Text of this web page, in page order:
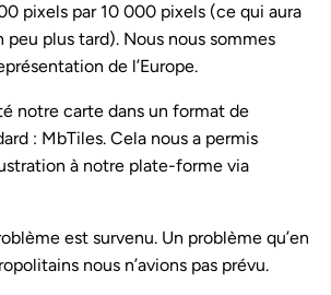
pixels par 10 000 pixels (ce qui aura
plus tard). Nous nous sommes
de l’Europe.
notre carte dans un format de
: MbTiles. Cela nous a permis
à notre plate-forme via
est survenu. Un problème qu’en
nous n’avions pas prévu.